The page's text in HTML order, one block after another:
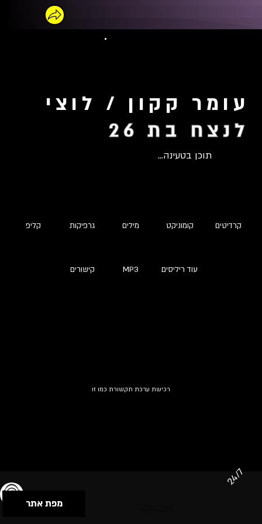
עומר קקון / לוצי
לנצח בת 26
תוכן בטעינה...
קליפ גרפיקות מילים קומוניקט קרדיטים
קישורים MP3 עוד ריליסים
רכישת ערכת תקשורת כמו זו
מפת אתר
24/7